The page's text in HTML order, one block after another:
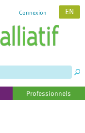
Connexion EN
Professionnels